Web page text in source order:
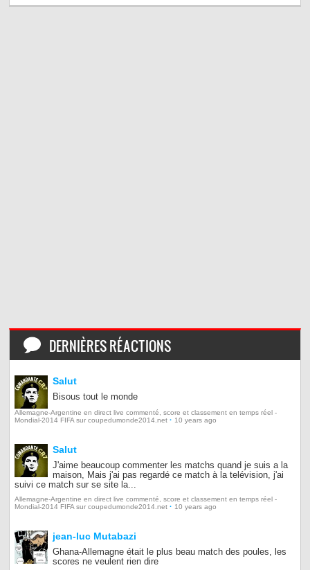
DERNIÈRES RÉACTIONS
Salut
Bisous tout le monde
Allemagne-Argentine en direct live commenté, score et classement en temps réel -
Mondial-2014 FIFA sur coupedumonde2014.net · 10 years ago
Salut
J'aime beaucoup commenter les matchs quand je suis a la
maison, Mais j'ai pas regardé ce match à la telévision, j'ai
suivi ce match sur se site la...
Allemagne-Argentine en direct live commenté, score et classement en temps réel -
Mondial-2014 FIFA sur coupedumonde2014.net · 10 years ago
jean-luc Mutabazi
Ghana-Allemagne était le plus beau match des poules, les
scores ne veulent rien dire